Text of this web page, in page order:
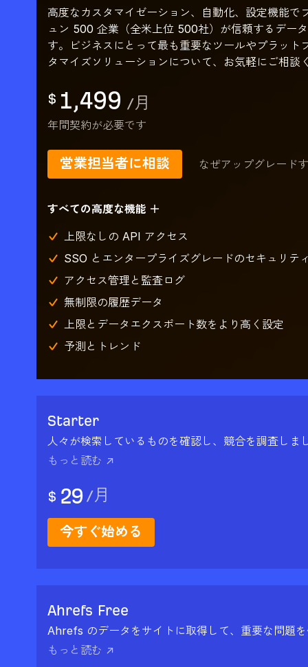
高度なカスタマイゼーション、自動化、設定機能
ュン 500 企業（全米上位 500社）が信頼するデー
す。ビジネスにとって最も重要なツールやプラッ
タマイズソリューションについて、お気軽にご相談
$ 1,499 /月
年間契約が必要です
営業担当者に相談 なぜアップグレード
すべての高度な機能 ＋
上限なしの API アクセス
SSO とエンタープライズグレードのセキュリテ
アクセス管理と監査ログ
無制限の履歴データ
上限とデータエクスポート数をより高く設定
予測とトレンド
Starter
人々が検索しているものを確認し、競合を調査しま
もっと読む ↗
$ 29 /月
今すぐ始める
Ahrefs Free
Ahrefs のデータをサイトに取得して、重要な問題
もっと読む ↗